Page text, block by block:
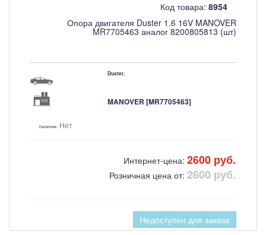
Код товара: 8954
Опора двигателя Duster 1.6 16V MANOVER
MR7705463 аналог 8200805813 (шт)
Duster,
MANOVER [MR7705463]
Наличие: Нет
Интернет-цена: 2600 руб.
Розничная цена от: 2600 руб.
Недоступен для заказа